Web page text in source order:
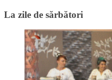
La zile de sărbători